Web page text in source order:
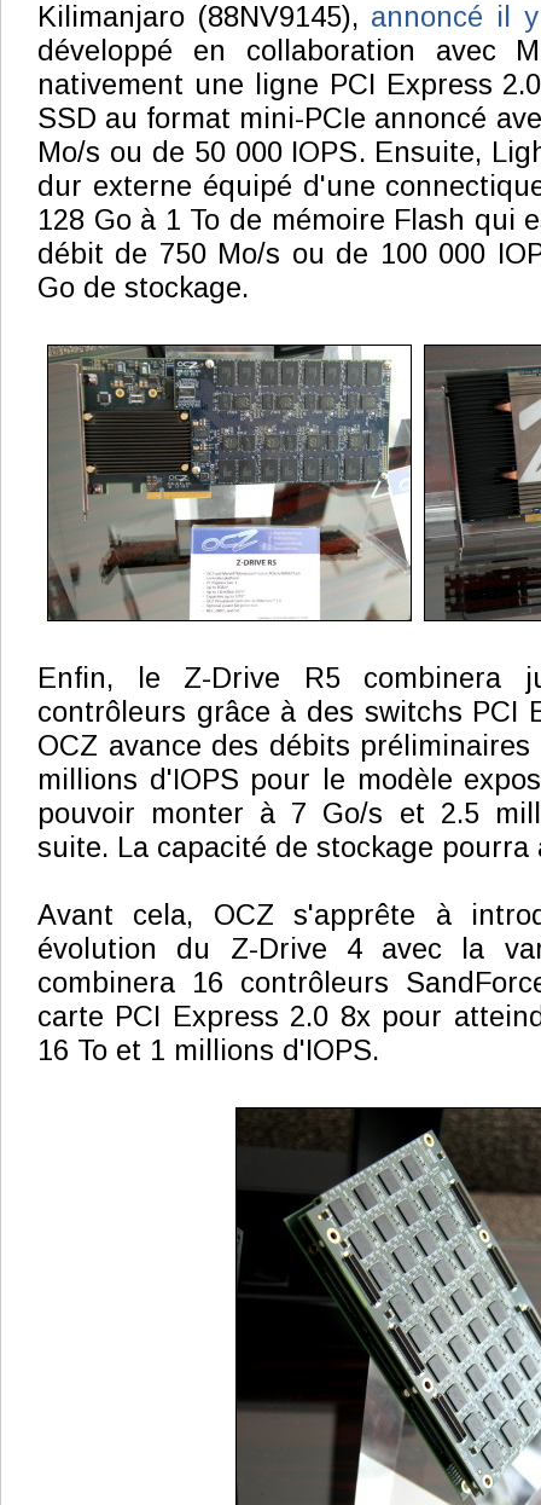
Kilimanjaro (88NV9145), annoncé il
développé en collaboration avec
nativement une ligne PCI Express
SSD au format mini-PCIe annoncé
Mo/s ou de 50 000 IOPS. Ensuite,
dur externe équipé d'une
128 Go à 1 To de mémoire Flash qui
débit de 750 Mo/s ou de 100 000
Go de stockage.
Enfin, le Z-Drive R5 combinera
contrôleurs grâce à des switchs PCI
OCZ avance des débits
millions d'IOPS pour le modèle
pouvoir monter à 7 Go/s et 2.5
suite. La capacité de stockage pourra
Avant cela, OCZ s'apprête à
évolution du Z-Drive 4 avec la
combinera 16 contrôleurs
carte PCI Express 2.0 8x pour
16 To et 1 millions d'IOPS.